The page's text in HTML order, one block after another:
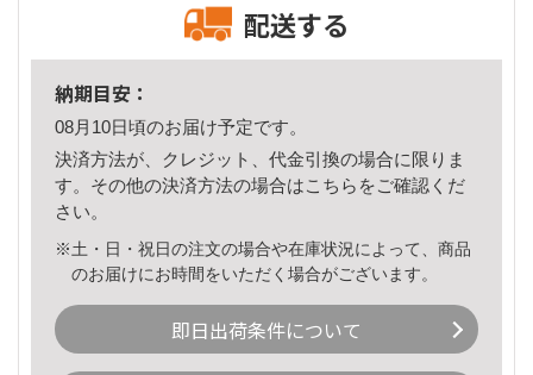
配送する
納期目安：
08月10日頃のお届け予定です。
決済方法が、クレジット、代金引換の場合に限りま
す。その他の決済方法の場合はこちら をご確認くだ
さい。
※土・日・祝日の注文の場合や在庫状況によって、商品
のお届けにお時間をいただく場合がございます。
即日出荷条件について